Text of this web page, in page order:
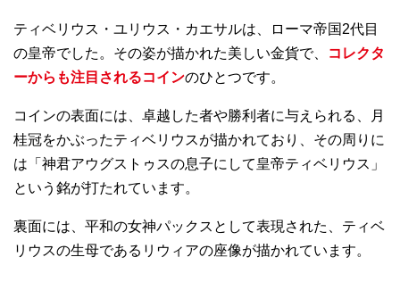
ティベリウス・ユリウス・カエサルは、ローマ帝国2代目
の皇帝でした。その姿が描かれた美しい金貨で、
コレクタ
ーからも注目されるコインのひとつです。
コインの表面には、卓越した者や勝利者に与えられる、月
桂冠をかぶったティベリウスが描かれており、その周りに
は「神君アウグストゥスの息子にして皇帝ティベリウス」
という銘が打たれています。
裏面には、平和の女神パックスとして表現された、ティベ
リウスの生母であるリウィアの座像が描かれています。